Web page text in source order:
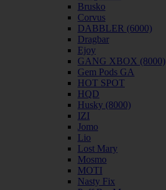
Brusko
Corvus
DABBLER (6000)
Dragbar
Ejoy
GANG XBOX (8000)
Gem Pods GA
HOT SPOT
HQD
Husky (8000)
IZI
Jomo
Lio
Lost Mary
Mosmo
MOTI
Nasty Fix